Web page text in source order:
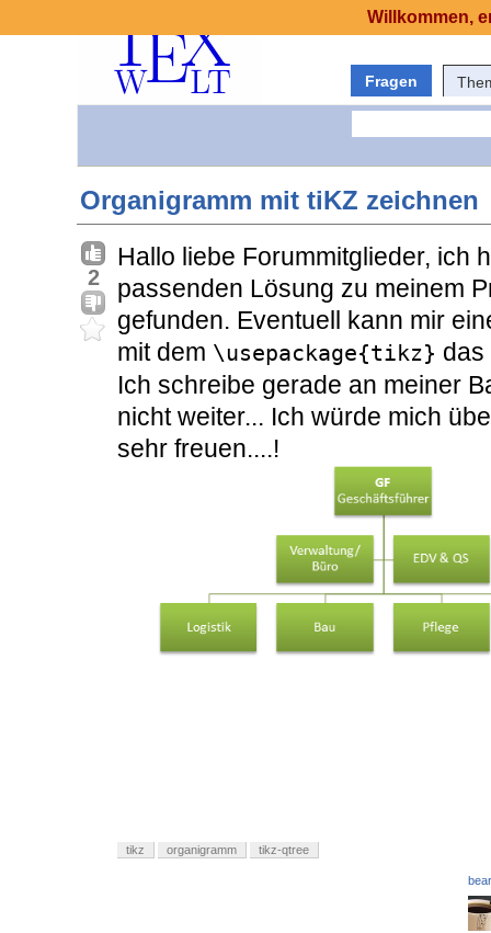
Fragen
Organigramm mit tiKZ zeichnen
2
Hallo liebe Forummitglieder, ich
passenden Lösung zu meinem
gefunden. Eventuell kann mir
mit dem \usepackage{tikz} das
Ich schreibe gerade an meiner
nicht weiter... Ich würde mich
sehr freuen....!
tikz organigramm tikz-qtree
Willkommen,